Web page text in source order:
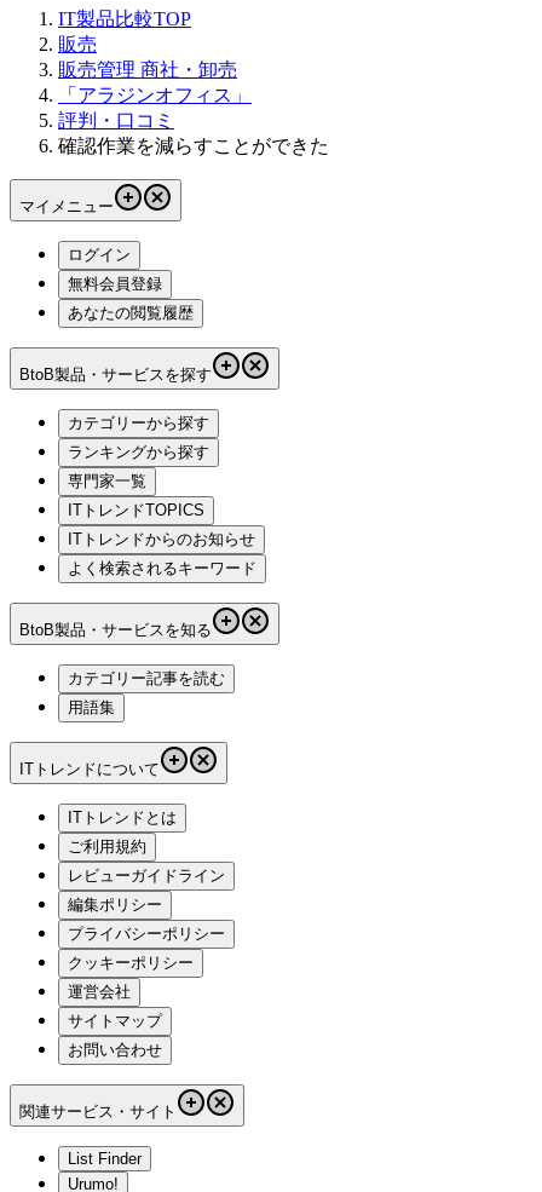
IT製品比較TOP
販売
販売管理 商社・卸売
「アラジンオフィス」
評判・口コミ
確認作業を減らすことができた
マイメニュー
ログイン
無料会員登録
あなたの閲覧履歴
BtoB製品・サービスを探す
カテゴリーから探す
ランキングから探す
専門家一覧
ITトレンドTOPICS
ITトレンドからのお知らせ
よく検索されるキーワード
BtoB製品・サービスを知る
カテゴリー記事を読む
用語集
ITトレンドについて
ITトレンドとは
ご利用規約
レビューガイドライン
編集ポリシー
プライバシーポリシー
クッキーポリシー
運営会社
サイトマップ
お問い合わせ
関連サービス・サイト
List Finder
Urumo!